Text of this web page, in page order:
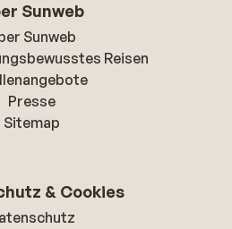
Sunweb
Sunweb
Reisen
Presse
Sitemap
& Cookies